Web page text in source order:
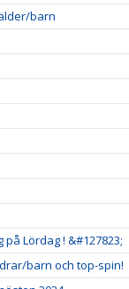
barn
Lördag ! &#127823;
barn och top-spin!